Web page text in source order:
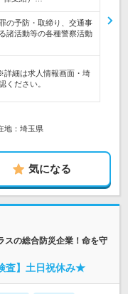
の予防・取締り、交通事
諸活動等の各種警察活動
詳細は求人情報画面・埼
ください。
地：埼玉県
気になる
スの総合防災企業！命を守
査】土日祝休み★